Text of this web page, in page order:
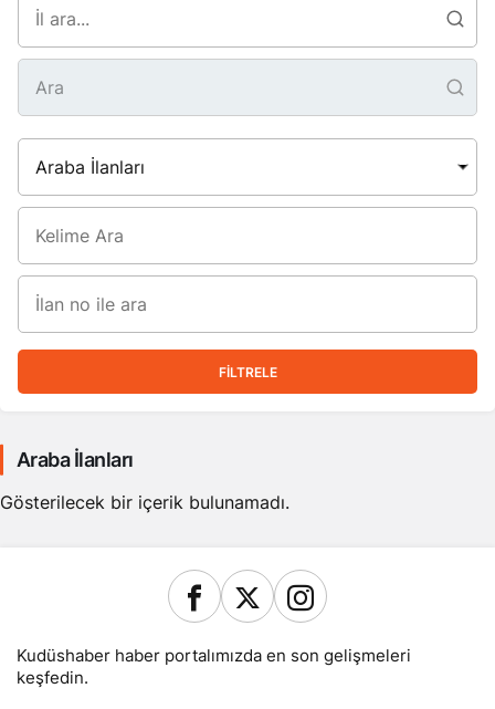
FILTRELE
Araba İlanları
Gösterilecek bir içerik bulunamadı.
Kudüshaber haber portalımızda en son gelişmeleri
keşfedin.